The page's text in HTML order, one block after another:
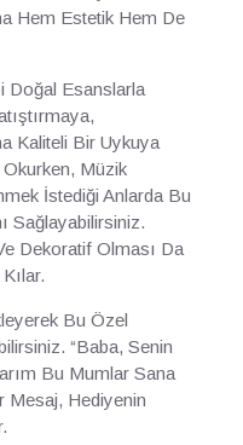
Hem Estetik Hem De
Doğal Esanslarla
Kaliteli Bir Uykuya
Okurken, Müzik
İstediği Anlarda Bu
Sağlayabilirsiniz.
Dekoratif Olması Da
Bu Özel
“Baba, Senin
Bu Mumlar Sana
Mesaj, Hediyenin